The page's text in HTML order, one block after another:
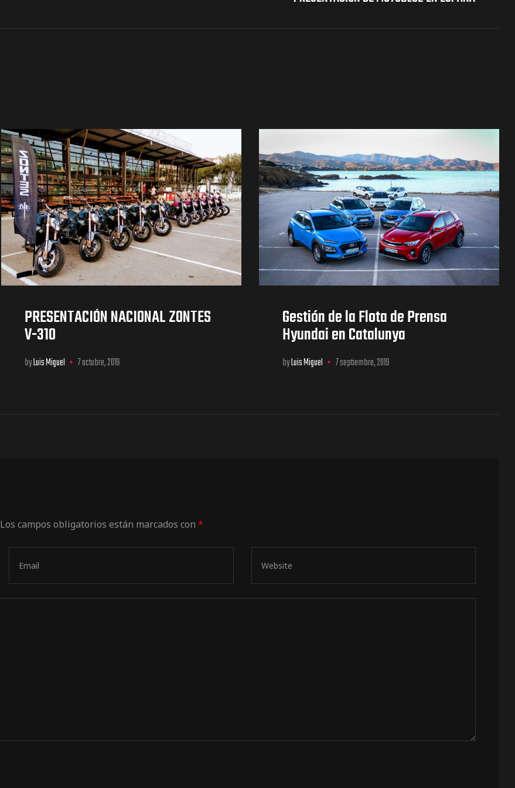
PRESENTACIÓN NACIONAL ZONTES
V-310
byLuis Miguel 7 octubre, 2019
Gestión de la Flota de Prensa
Hyundai en Catalunya
byLuis Miguel 7 septiembre, 2019
Los campos obligatorios están marcados con *